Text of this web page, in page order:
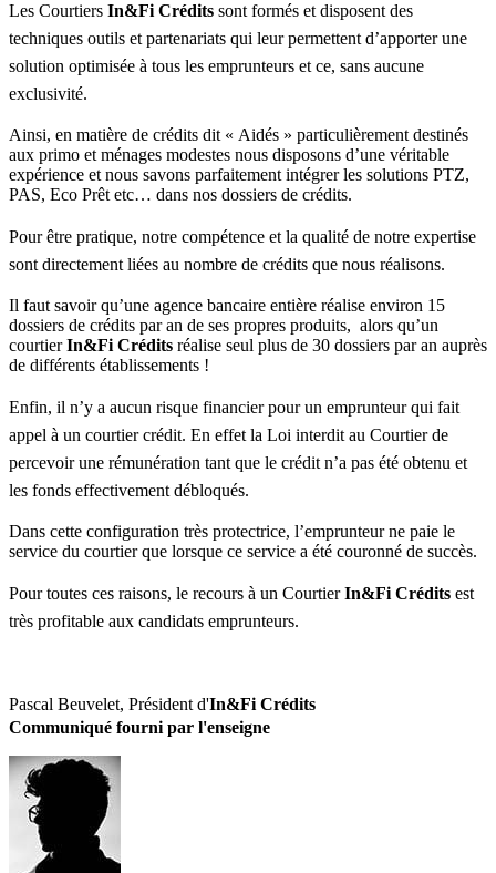
Les Courtiers In&Fi Crédits sont formés et disposent des
techniques outils et partenariats qui leur permettent d’apporter une
solution optimisée à tous les emprunteurs et ce, sans aucune
exclusivité.
Ainsi, en matière de crédits dit « Aidés » particulièrement destinés
aux primo et ménages modestes nous disposons d’une véritable
expérience et nous savons parfaitement intégrer les solutions PTZ,
PAS, Eco Prêt etc… dans nos dossiers de crédits.
Pour être pratique, notre compétence et la qualité de notre expertise
sont directement liées au nombre de crédits que nous réalisons.
Il faut savoir qu’une agence bancaire entière réalise environ 15
dossiers de crédits par an de ses propres produits, alors qu’un
courtierIn&Fi Crédits réalise seul plus de 30 dossiers par an auprès
de différents établissements !
Enfin, il n’y a aucun risque financier pour un emprunteur qui fait
appel à un courtier crédit. En effet la Loi interdit au Courtier de
percevoir une rémunération tant que le crédit n’a pas été obtenu et
les fonds effectivement débloqués.
Dans cette configuration très protectrice, l’emprunteur ne paie le
service du courtier que lorsque ce service a été couronné de succès.
Pour toutes ces raisons, le recours à un CourtierIn&Fi Crédits est
très profitable aux candidats emprunteurs.
Pascal Beuvelet, Président d'In&Fi Crédits
Communiqué fourni par l'enseigne